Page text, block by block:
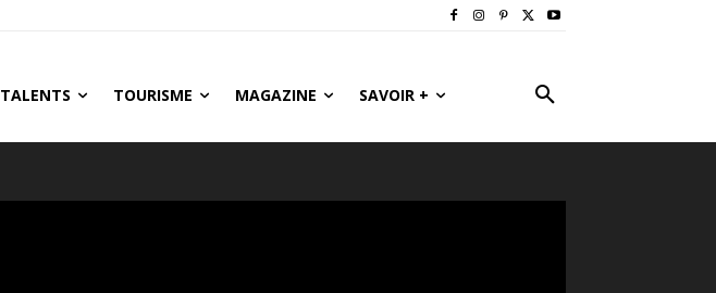
TALENTS TOURISME MAGAZINE SAVOIR +